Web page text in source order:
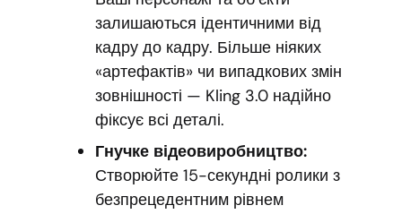
залишаються ідентичними від
кадру до кадру. Більше ніяких
«артефактів» чи випадкових змін
зовнішності — Kling 3.0 надійно
фіксує всі деталі.
Гнучке відеовиробництво:
Створюйте 15-секундні ролики з
безпрецедентним рівнем